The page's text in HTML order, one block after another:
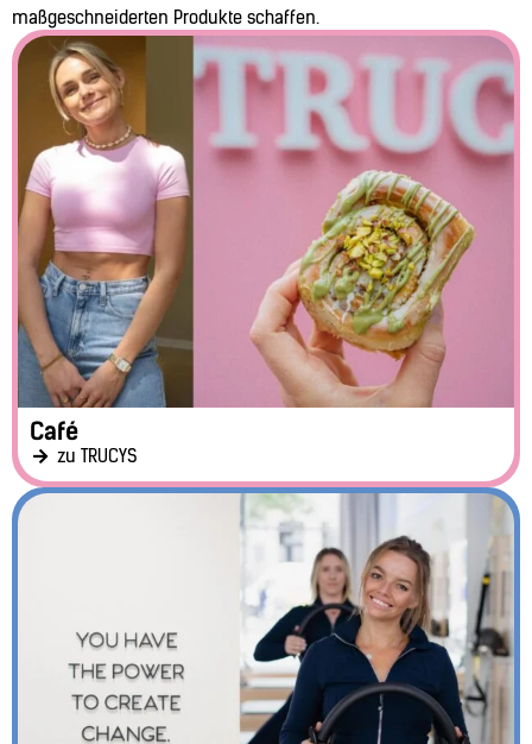
maßgeschneiderten Produkte schaffen.
Café
zu TRUCYS